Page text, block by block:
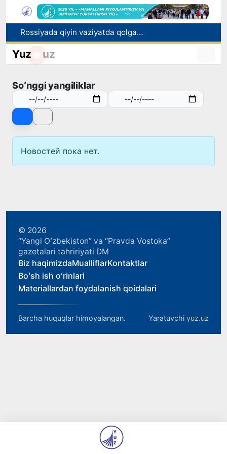
Rossiyada qiyin vaziyatda qolgan yuzlab o‘zbekistonliklar ortga qaytarildi
2030 yilgacha xavfli chiqindilarni qayta ishlash darajasi 20 foizga yetkaziladi
Oʻzbekistonda Barqaror rivojlanish maqsadlari oyligiga start berildi
Yuz uz
Soʻnggi yangiliklar
Новостей пока нет.
© 2026
“Yangi Oʻzbekiston” va “Pravda Vostoka”
gazetalari tahririyati DM
Biz haqimizdaMualliflarKontaktlar
Boʻsh ish oʻrinlari
Materiallardan foydalanish qoidalari
Barcha huquqlar himoyalangan. Yaratuvchi yuz.uz